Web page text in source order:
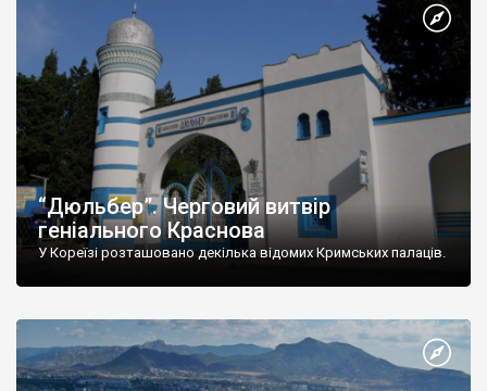
“Дюльбер”. Черговий витвір
геніального Краснова
У Кореїзі розташовано декілька відомих Кримських палаців.